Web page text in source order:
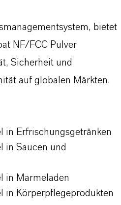
bietet
NF/FCC Pulver
Sicherheit und
auf globalen Märkten.
in Erfrischungsgetränken
in Saucen und
in Marmeladen
in Körperpflegeprodukten